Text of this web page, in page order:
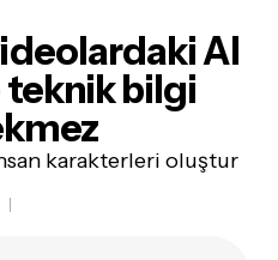
AI
bilgi
karakterleri oluştur